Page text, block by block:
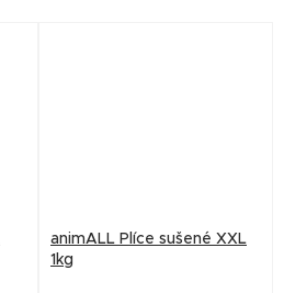
animALL Plíce sušené XXL
1kg